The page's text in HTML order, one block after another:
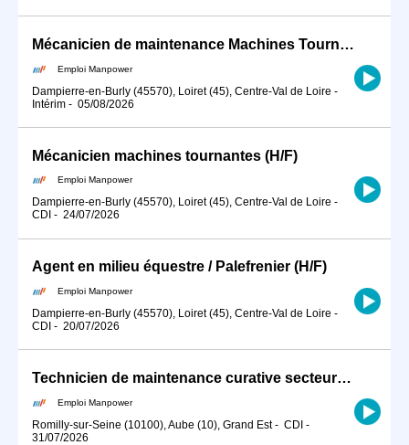
Mécanicien de maintenance Machines Tournantes Nucléaire (H/F)
Emploi Manpower
Dampierre-en-Burly (45570), Loiret (45), Centre-Val de Loire -
Intérim - 05/08/2026
Mécanicien machines tournantes (H/F)
Emploi Manpower
Dampierre-en-Burly (45570), Loiret (45), Centre-Val de Loire -
CDI - 24/07/2026
Agent en milieu équestre / Palefrenier (H/F)
Emploi Manpower
Dampierre-en-Burly (45570), Loiret (45), Centre-Val de Loire -
CDI - 20/07/2026
Technicien de maintenance curative secteur éolien (H/F)
Emploi Manpower
Romilly-sur-Seine (10100), Aube (10), Grand Est- CDI -
31/07/2026